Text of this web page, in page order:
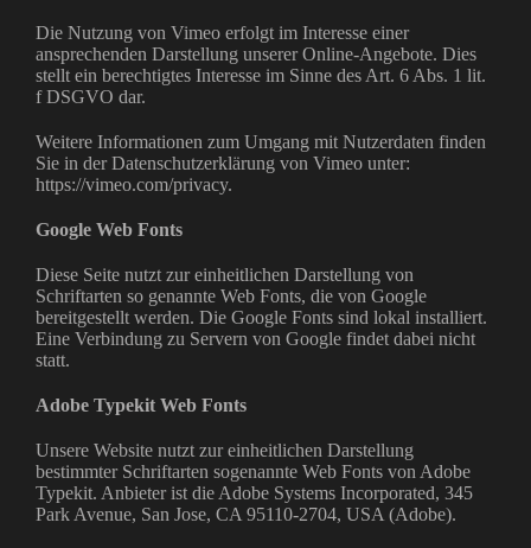
Die Nutzung von Vimeo erfolgt im Interesse einer
ansprechenden Darstellung unserer Online-Angebote. Dies
stellt ein berechtigtes Interesse im Sinne des Art. 6 Abs. 1 lit.
f DSGVO dar.
Weitere Informationen zum Umgang mit Nutzerdaten finden
Sie in der Datenschutzerklärung von Vimeo unter:
https://vimeo.com/privacy.
Google Web Fonts
Diese Seite nutzt zur einheitlichen Darstellung von
Schriftarten so genannte Web Fonts, die von Google
bereitgestellt werden. Die Google Fonts sind lokal installiert.
Eine Verbindung zu Servern von Google findet dabei nicht
statt.
Adobe Typekit Web Fonts
Unsere Website nutzt zur einheitlichen Darstellung
bestimmter Schriftarten sogenannte Web Fonts von Adobe
Typekit. Anbieter ist die Adobe Systems Incorporated, 345
Park Avenue, San Jose, CA 95110-2704, USA (Adobe).